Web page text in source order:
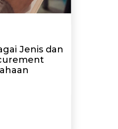
Jenis dan